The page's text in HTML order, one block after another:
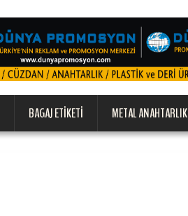
BAGAJ ETIKETI METAL ANAHTARLIK